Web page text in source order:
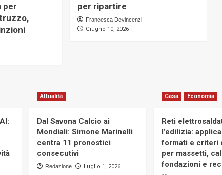
per
per ripartire
Francesca Devincenzi
Giugno 10, 2026
Attualità
Dal Savona Calcio ai
Mondiali: Simone Marinelli
centra 11 pronostici
consecutivi
Redazione Luglio 1, 2026
Casa Economia
Reti
l’edilizia:
formati e criteri
per massetti,
fondazioni e